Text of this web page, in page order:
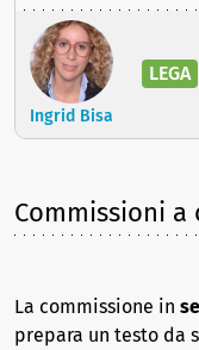
Ingrid Bisa
LEGA
Commissioni
La commissione in
prepara un testo da